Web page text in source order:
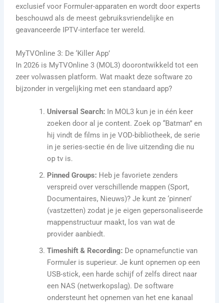
exclusief voor Formuler-apparaten en wordt door experts
beschouwd als de meest gebruiksvriendelijke en
geavanceerde IPTV-interface ter wereld.
MyTVOnline 3: De ‘Killer App’
In 2026 is MyTVOnline 3 (MOL3) doorontwikkeld tot een
zeer volwassen platform. Wat maakt deze software zo
bijzonder in vergelijking met een standaard app?
Universal Search: In MOL3 kun je in één keer
zoeken door al je content. Zoek op “Batman” en
hij vindt de films in je VOD-bibliotheek, de serie
in je series-sectie én de live uitzending die nu
op tv is.
Pinned Groups: Heb je favoriete zenders
verspreid over verschillende mappen (Sport,
Documentaires, Nieuws)? Je kunt ze ‘pinnen’
(vastzetten) zodat je je eigen gepersonaliseerde
mappenstructuur maakt, los van wat de
provider aanbiedt.
Timeshift & Recording: De opnamefunctie van
Formuler is superieur. Je kunt opnemen op een
USB-stick, een harde schijf of zelfs direct naar
een NAS (netwerkopslag). De software
ondersteunt het opnemen van het ene kanaal